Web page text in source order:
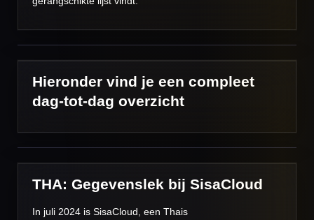
Hieronder vind je een compleet
dag-tot-dag overzicht
THA: Gegevenslek bij SisaCloud
In juli 2024 is SisaCloud, een Thais